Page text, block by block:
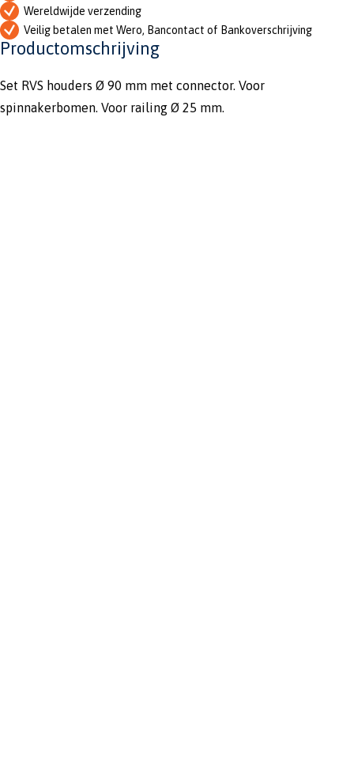
Wereldwijde verzending
Veilig betalen met Wero, Bancontact of Bankoverschrijving
Productomschrijving
Set RVS houders Ø 90 mm met connector. Voor
spinnakerbomen. Voor railing Ø 25 mm.